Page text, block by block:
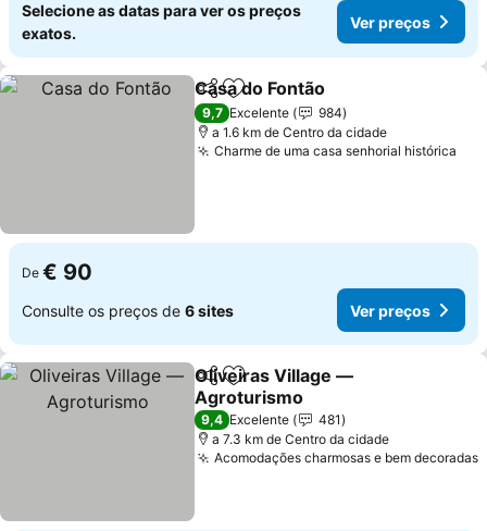
Selecione as datas para ver os preços
exatos.
Ver preços
PartilharAdicionar aos favoritos
Casa do Fontão
9,7 Excelente
984
a 1.6 km de Centro da cidade
Charme de uma casa senhorial histórica
De € 90
Consulte os preços de 6 sites Ver preços
PartilharAdicionar aos favoritos
Oliveiras Village —
Agroturismo
9,4 Excelente
481
a 7.3 km de Centro da cidade
Acomodações charmosas e bem decoradas